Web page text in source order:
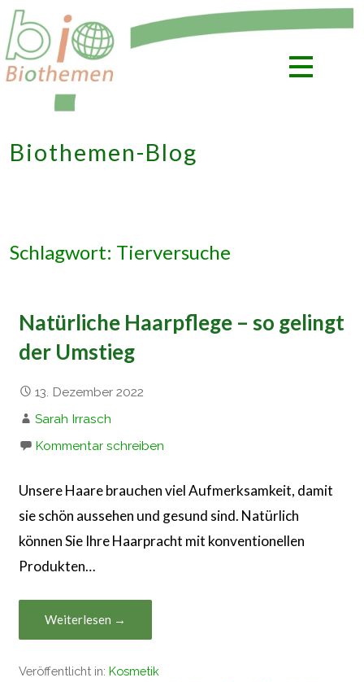
Zum
Inhalt
springen
Biothemen-Blog
Schlagwort: Tierversuche
Natürliche Haarpflege – so gelingt
der Umstieg
13. Dezember 2022
Sarah Irrasch
Kommentar schreiben
Unsere Haare brauchen viel Aufmerksamkeit, damit
sie schön aussehen und gesund sind. Natürlich
können Sie Ihre Haarpracht mit konventionellen
Produkten…
Weiterlesen →
Veröffentlicht in:Kosmetik